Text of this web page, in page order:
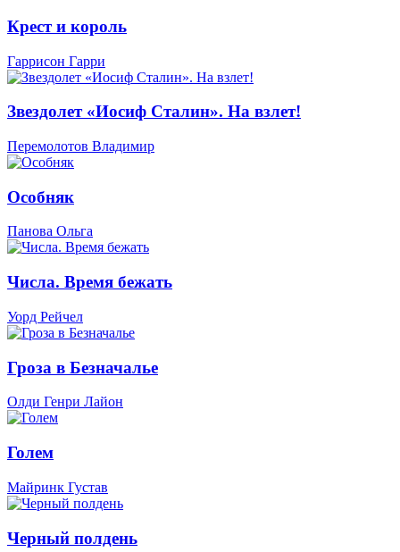
Крест и король
Гаррисон Гарри
Звездолет «Иосиф Сталин». На взлет!
Перемолотов Владимир
Особняк
Панова Ольга
Числа. Время бежать
Уорд Рейчел
Гроза в Безначалье
Олди Генри Лайон
Голем
Майринк Густав
Черный полдень